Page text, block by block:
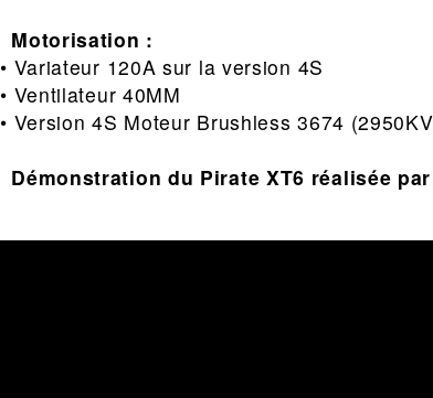
Motorisation :
• Variateur 120A sur la version 4S
• Ventilateur 40MM
• Version 4S Moteur Brushless 3674
Démonstration du Pirate XT6 réalisée